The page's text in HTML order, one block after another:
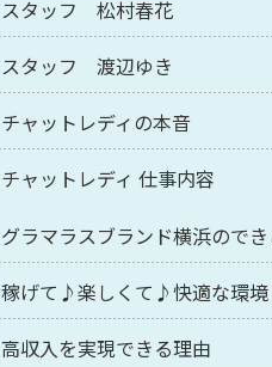
スタッフ 松村春花
スタッフ 渡辺ゆき
チャットレディの本音
チャットレディ 仕事内容
グラマラスブランド横浜のでき
稼げて♪楽しくて♪快適な環境
高収入を実現できる理由